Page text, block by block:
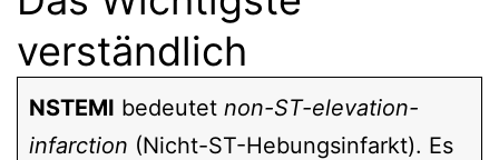
Therapie
Verweise
verständlich
NSTEMI bedeutet non-ST-elevation-
infarction (Nicht-ST-Hebungsinfarkt). Es